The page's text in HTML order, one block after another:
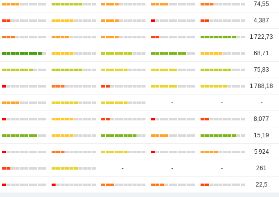
74,55
4,387
1 722,73
68,71
75,83
1 788,18
- - -
8,077
15,19
5 924
- - - 261
22,5